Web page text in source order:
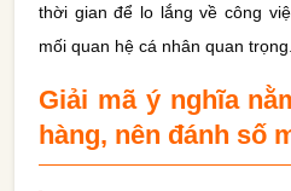
thời gian để lo lắng về công
mối quan hệ cá nhân quan trọng.
Giải mã ý nghĩa
hàng, nên đánh số